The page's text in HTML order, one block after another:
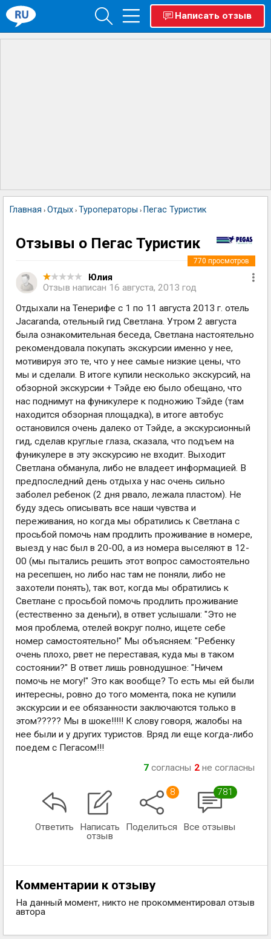
Написать отзыв
Главная › Отдых › Туроператоры › Пегас Туристик
Отзывы о Пегас Туристик
Юлия
Отзыв написан 16 августа, 2013 год
770 просмотров
Отдыхали на Тенерифе с 1 по 11 августа 2013 г. отель
Jacaranda, отельный гид Светлана. Утром 2 августа
была ознакомительная беседа, Светлана настоятельно
рекомендовала покупать экскурсии именно у нее,
мотивируя это те, что у нее самые низкие цены, что
мы и сделали. В итоге купили несколько экскурсий, на
обзорной экскурсии + Тэйде ею было обещано, что
нас поднимут на фуникулере к подножию Тэйде (там
находится обзорная площадка), в итоге автобус
остановился очень далеко от Тэйде, а экскурсионный
гид, сделав круглые глаза, сказала, что подъем на
фуникулере в эту экскурсию не входит. Выходит
Светлана обманула, либо не владеет информацией. В
предпоследний день отдыха у нас очень сильно
заболел ребенок (2 дня рвало, лежала пластом). Не
буду здесь описывать все наши чувства и
переживания, но когда мы обратились к Светлана с
просьбой помочь нам продлить проживание в номере,
выезд у нас был в 20-00, а из номера выселяют в 12-
00 (мы пытались решить этот вопрос самостоятельно
на ресепшен, но либо нас там не поняли, либо не
захотели понять), так вот, когда мы обратились к
Светлане с просьбой помочь продлить проживание
(естественно за деньги), в ответ услышали: "Это не
моя проблема, отелей вокруг полно, ищете себе
номер самостоятельно!" Мы объясняем: "Ребенку
очень плохо, рвет не переставая, куда мы в таком
состоянии?" В ответ лишь ровнодушное: "Ничем
помочь не могу!" Это как вообще? То есть мы ей были
интересны, ровно до того момента, пока не купили
экскурсии и ее обязанности заключаются только в
этом????? Мы в шоке!!!!! К слову говоря, жалобы на
нее были и у других туристов. Вряд ли еще когда-либо
поедем с Пегасом!!!
7 согласны 2 не согласны
Ответить
Написать
отзыв
8
Поделиться
781
Все отзывы
Комментарии к отзыву
На данный момент, никто не прокомментировал отзыв
автора